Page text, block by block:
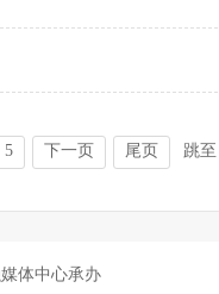
5 下一页 尾页 跳至
体中心承办